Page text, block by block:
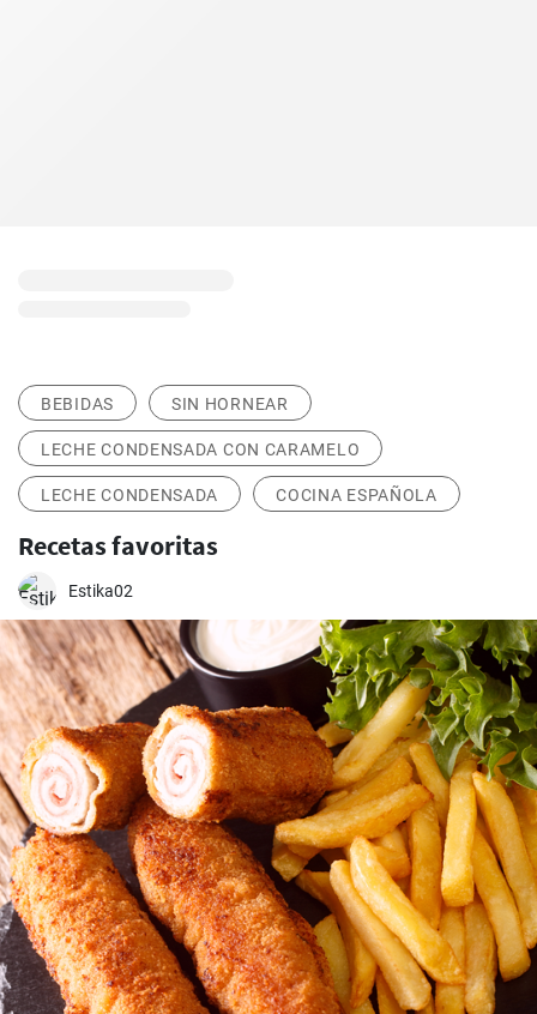
BEBIDAS SIN HORNEAR
LECHE CONDENSADA CON CARAMELO
LECHE CONDENSADA COCINA ESPAÑOLA
Recetas favoritas
Estika02